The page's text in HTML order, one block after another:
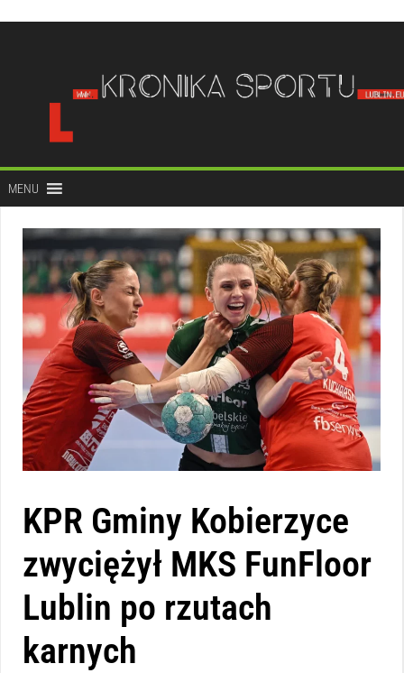
treści
MENU
KPR Gminy Kobierzyce
zwyciężył MKS FunFloor
Lublin po rzutach
karnych